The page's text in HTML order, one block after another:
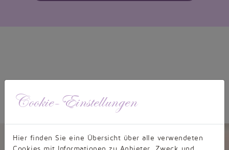
Kundenbewertungen
Cookie-Einstellungen
Hier finden Sie eine Übersicht über alle verwendeten
Cookies mit Informationen zu Anbieter, Zweck und